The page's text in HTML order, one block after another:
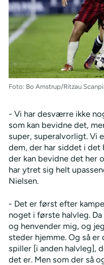
Foto: Bo Amstrup/Ritzau
- Vi har desværre ikke
som kan bevidne det,
super, superalvorligt. Vi
dem, der har siddet i det
der kan bevidne det her
har ytret sig helt
Nielsen.
- Det er først efter
noget i første halvleg.
og henvender mig, og
steder hjemme. Og så
spiller [i anden halvleg],
det er. Men som der så